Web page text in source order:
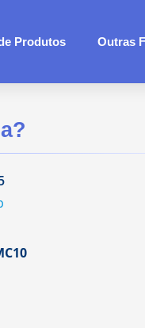
Produtos Outras